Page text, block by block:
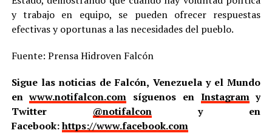
y trabajo en equipo, se pueden ofrecer respuestas
efectivas y oportunas a las necesidades del pueblo.
Fuente: Prensa Hidroven Falcón
Sigue las noticias de Falcón, Venezuela y el Mundo
enwww.notifalcon.com síguenos en Instagramy
Twitter @notifalcony en
Facebook:https://www.facebook.com